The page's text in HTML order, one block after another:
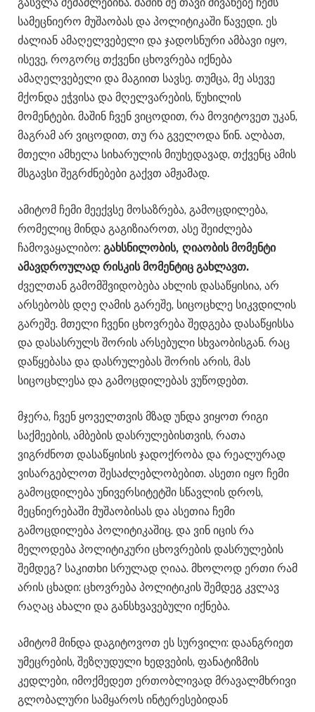
სამეცნიერო მუშაობას და პოლიტიკაში წავედი. ეს
ძალიან ამაღელვებელი და ჯადოსნური ამბავი იყო,
ისევე, როგორც თქვენი ცხოვრება იქნება
ამაღელვებელი და მაგიით სავსე. თუმცა, მე ასევე
მქონდა ეჭვისა და მღელვარების, წუხილის
მომენტები. მაშინ ჩვენ ვიცოდით, რა მოვიტოვეთ უკან,
მაგრამ არ ვიცოდით, თუ რა გველოდა წინ. ალბათ,
მთელი ამხელა სიხარულის მიუხედავად, თქვენც ამის
მსგავსი შეგრძნებები გაქვთ ამჟამად.
ამიტომ ჩემი მეექვსე მოსაზრება, გამოცდილება,
რომელიც მინდა გაგიზიაროთ, ასე შეიძლება
ჩამოვაყალიბო: გახსნილობის, ღიაობის მომენტი
ამავდროულად რისკის მომენტიც გახლავთ.
ძველთან გამომშვიდობება ახლის დასაწყისია, არ
არსებობს დღე ღამის გარეშე, სიცოცხლე სიკვდილის
გარეშე. მთელი ჩვენი ცხოვრება შედგება დასაწყისსა
და დასასრულს შორის არსებული სხვაობისგან. რაც
დაწყებასა და დასრულებას შორის არის, მას
სიცოცხლესა და გამოცდილებას ვუწოდებთ.
მჯერა, ჩვენ ყოველთვის მზად უნდა ვიყოთ რიგი
საქმეების, ამბების დასრულებისთვის, რათა
ვიგრძნოთ დასაწყისის ჯადოქრობა და რეალურად
ვისარგებლოთ შესაძლებლობებით. ასეთი იყო ჩემი
გამოცდილება უნივერსიტეტში სწავლის დროს,
მეცნიერებაში მუშაობისას და ასეთია ჩემი
გამოცდილება პოლიტიკაშიც. და ვინ იცის რა
მელოდება პოლიტიკური ცხოვრების დასრულების
შემდეგ? საკითხი სრულად ღიაა. მხოლოდ ერთი რამ
არის ცხადი: ცხოვრება პოლიტიკის შემდეგ კვლავ
რაღაც ახალი და განსხვავებული იქნება.
ამიტომ მინდა დაგიტოვოთ ეს სურვილი: დაანგრიეთ
უმეცრების, შეზღუდული ხედვების, ფანატიზმის
კედლები, იმოქმედეთ ერთობლივად მრავალმხრივი
გლობალური სამყაროს ინტერესებიდან